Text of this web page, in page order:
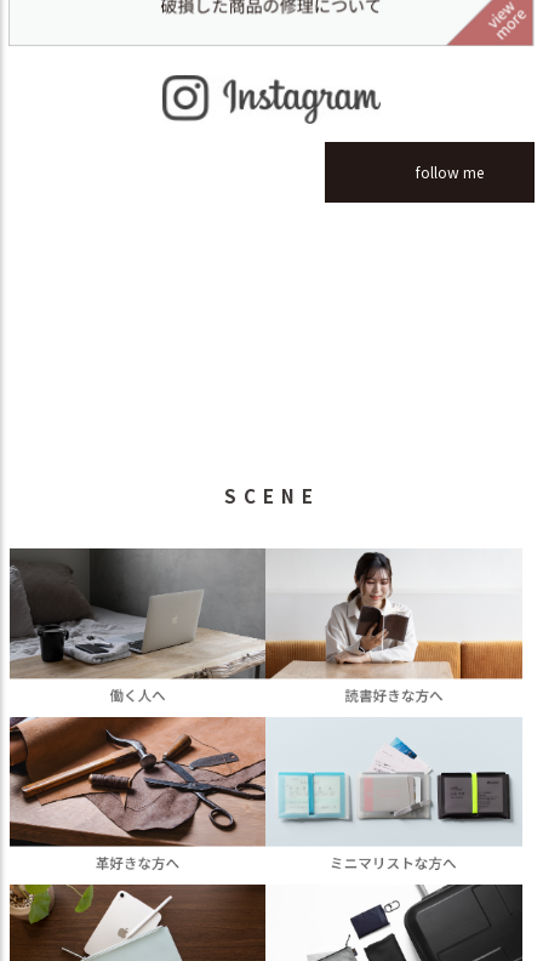
follow me
SCENE